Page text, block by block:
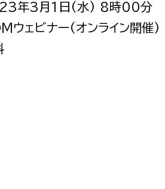
年3月1日(水) 8時00分
ェビナー(オンライン開催)